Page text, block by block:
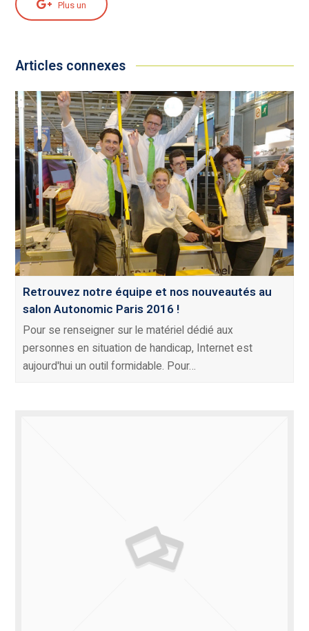
Plus un
Articles connexes
Retrouvez notre équipe et nos nouveautés au
salon Autonomic Paris 2016 !
Pour se renseigner sur le matériel dédié aux
personnes en situation de handicap, Internet est
aujourd'hui un outil formidable. Pour…